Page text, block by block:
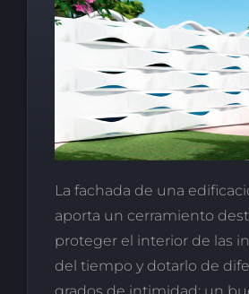
La fachada de una
aporta un cerramiento
proteger el interior de las
del tiempo y dotarlo de